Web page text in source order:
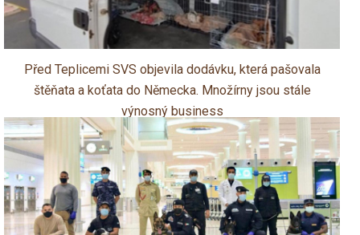
Před Teplicemi SVS objevila dodávku, která pašovala
štěňata a koťata do Německa. Množírny jsou stále
výnosný business